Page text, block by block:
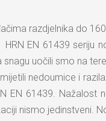
razdjelnika do
EN 61439 seriju
uočili smo na
nedoumice i
EN 61439. Nažalost
nismo jedinstveni.